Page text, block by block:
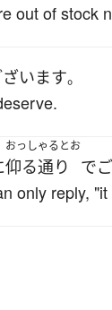
out of stock
います。
おっしゃるとお
仰る通り で
only reply,